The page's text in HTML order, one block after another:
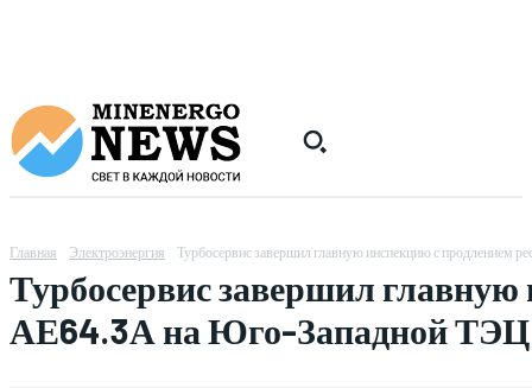
Главная Электроэнергия Турбосервис завершил главную инспекцию с продлением
Турбосервис завершил
АЕ64.3А на Юго-Западной ТЭЦ